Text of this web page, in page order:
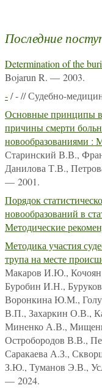
Последние
Determination of the
Bojarun R. — 2003.
-/ - // Судебно-
Основные принципы
причины смерти
новообразованиями :
Старинский В.В.,
Данилова Т.В.,
— 2001.
Порядок
новообразований в
Методические
Методика участия
трупа на месте
Макаров И.Ю.,
Буробин И.Н.,
Воронкина Ю.М.,
В.П., Захаркин О.В.,
Миненко А.В.,
Остробородов В.В.,
Саракаева А.З.,
З.Ю., Туманов Э.В.,
— 2024.